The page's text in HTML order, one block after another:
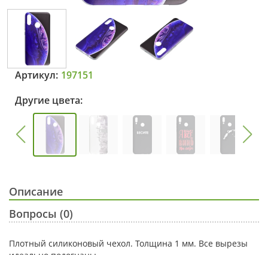
Артикул: 197151
Другие цвета:
Описание
Вопросы (0)
Плотный силиконовый чехол. Толщина 1 мм. Все вырезы